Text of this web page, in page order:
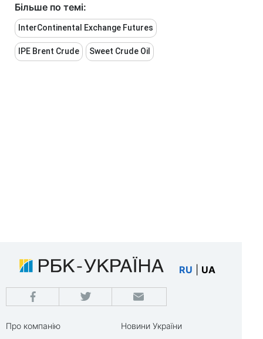
Більше по темі:
InterContinental Exchange Futures
IPE Brent Crude Sweet Crude Oil
RU UA
Про компанію
Новини України